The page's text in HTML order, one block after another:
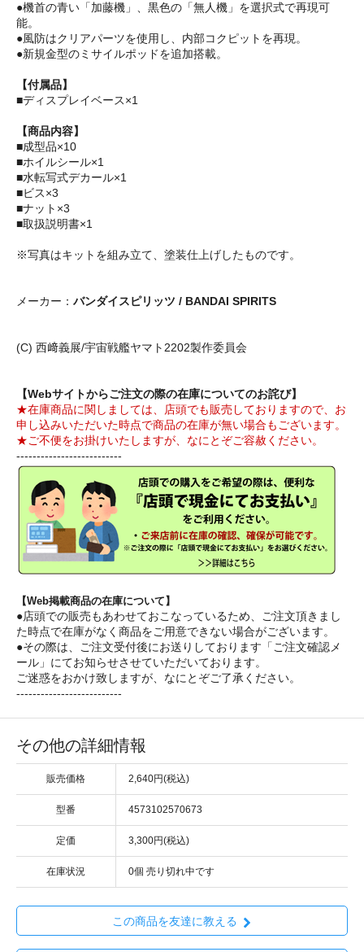
●機首の青い「加藤機」、黒色の「無人機」を選択式で再現可
能。
●風防はクリアパーツを使用し、内部コクピットを再現。
●新規金型のミサイルポッドを追加搭載。
【付属品】
■ディスプレイベース×1
【商品内容】
■成型品×10
■ホイルシール×1
■水転写式デカール×1
■ビス×3
■ナット×3
■取扱説明書×1
※写真はキットを組み立て、塗装仕上げしたものです。
メーカー： バンダイスピリッツ / BANDAI SPIRITS
(C) 西﨑義展/宇宙戦艦ヤマト2202製作委員会
【Webサイトからご注文の際の在庫についてのお詫び】
★在庫商品に関しましては、店頭でも販売しておりますので、お
申し込みいただいた時点で商品の在庫が無い場合もございます。
★ご不便をお掛けいたしますが、なにとぞご容赦ください。
--------------------------
【Web掲載商品の在庫について】
●店頭での販売もあわせておこなっているため、ご注文頂きまし
た時点で在庫がなく商品をご用意できない場合がございます。
●その際は、ご注文受付後にお送りしております「ご注文確認メ
ール」にてお知らせさせていただいております。
ご迷惑をおかけ致しますが、なにとぞご了承ください。
--------------------------
その他の詳細情報
販売価格 2,640円(税込)
型番 4573102570673
定価 3,300円(税込)
在庫状況 0個 売り切れ中です
この商品を友達に教える